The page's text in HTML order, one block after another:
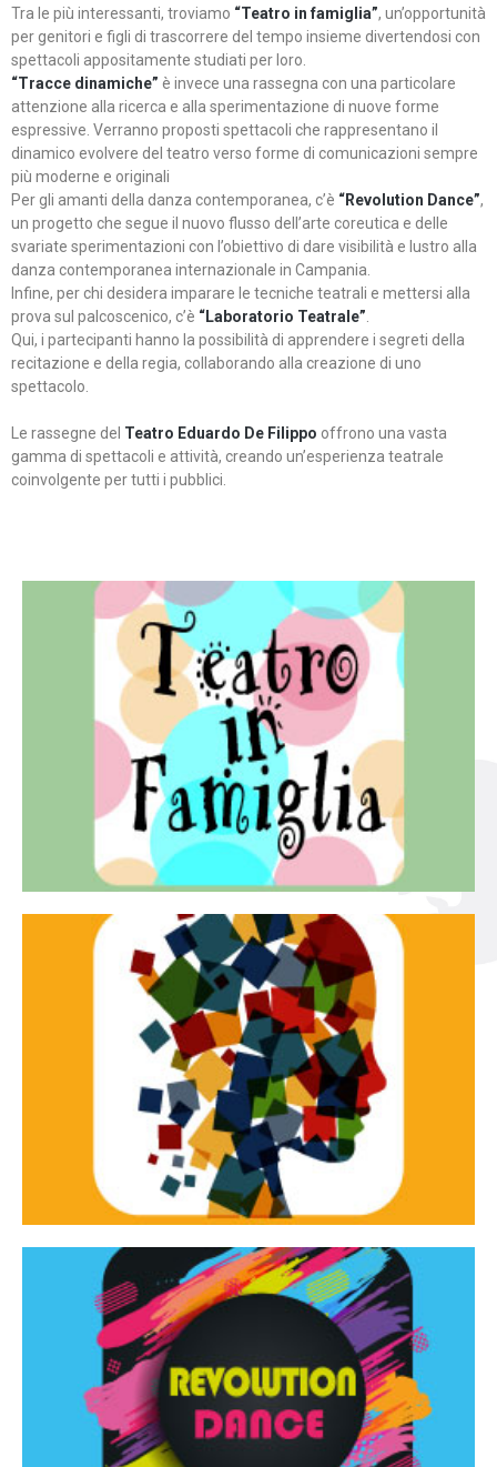
Tra le più interessanti, troviamo “Teatro in famiglia”, un’opportunità
per genitori e figli di trascorrere del tempo insieme divertendosi con
spettacoli appositamente studiati per loro.
“Tracce dinamiche” è invece una rassegna con una particolare
attenzione alla ricerca e alla sperimentazione di nuove forme
espressive. Verranno proposti spettacoli che rappresentano il
dinamico evolvere del teatro verso forme di comunicazioni sempre
più moderne e originali
Per gli amanti della danza contemporanea, c’è “Revolution Dance”,
un progetto che segue il nuovo flusso dell’arte coreutica e delle
svariate sperimentazioni con l’obiettivo di dare visibilità e lustro alla
danza contemporanea internazionale in Campania.
Infine, per chi desidera imparare le tecniche teatrali e mettersi alla
prova sul palcoscenico, c’è “Laboratorio Teatrale”
Qui, i partecipanti hanno la possibilità di apprendere i segreti della
recitazione e della regia, collaborando alla creazione di uno
spettacolo.
Le rassegne del Teatro Eduardo De Filippo offrono una vasta
gamma di spettacoli e attività, creando un’esperienza teatrale
coinvolgente per tutti i pubblici.
Teatro in famiglia
Teatro In Famiglia è una rassegna di teatro concepita
per far condividere e godere del teatro all’intera
famiglia.
Continua
Tracce dinamiche
Tracce Dinamiche è una rassegna di teatro
d’innovazione e sperimentale.
Continua
Revolution Dance
Rassegna di danza contemporanea – I Edizione